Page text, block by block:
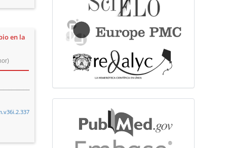
en la
bibliographicdatabase